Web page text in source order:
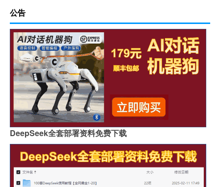
公告
DeepSeek全套部署资料免费下载